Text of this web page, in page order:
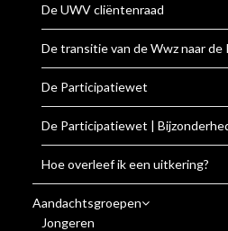
De UWV cliëntenraad
De transitie van de Wwz naar
De Participatiewet
De Participatiewet |
Hoe overleef ik een uitkering?
Aandachtsgroepen
Jongeren